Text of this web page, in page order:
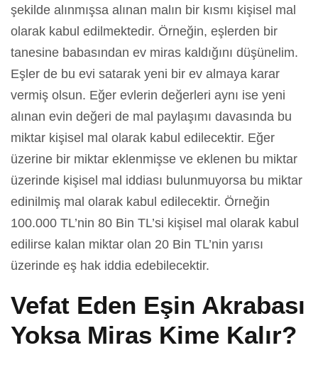
şekilde alınmışsa alınan malın bir kısmı kişisel mal
olarak kabul edilmektedir. Örneğin, eşlerden bir
tanesine babasından ev miras kaldığını düşünelim.
Eşler de bu evi satarak yeni bir ev almaya karar
vermiş olsun. Eğer evlerin değerleri aynı ise yeni
alınan evin değeri de mal paylaşımı davasında bu
miktar kişisel mal olarak kabul edilecektir. Eğer
üzerine bir miktar eklenmişse ve eklenen bu miktar
üzerinde kişisel mal iddiası bulunmuyorsa bu miktar
edinilmiş mal olarak kabul edilecektir. Örneğin
100.000 TL’nin 80 Bin TL’si kişisel mal olarak kabul
edilirse kalan miktar olan 20 Bin TL’nin yarısı
üzerinde eş hak iddia edebilecektir.
Vefat Eden Eşin Akrabası
Yoksa Miras Kime Kalır?